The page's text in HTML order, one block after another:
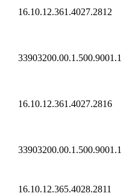
16.10.12.361.4027.2812
33903200.00.1.500.9001.1
16.10.12.361.4027.2816
33903200.00.1.500.9001.1
16.10.12.365.4028.2811